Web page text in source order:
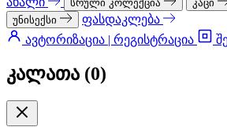
სრული კოლექცია კაცი
უნისექსი
ფასდაკლება
ავტორიზაცია | რეგისტრაცია
კალათა (0)